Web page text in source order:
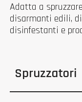
Adatta a
disarmanti edili,
disinfestanti e
Spruzzatori